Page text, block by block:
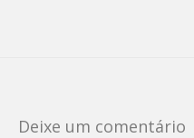
Deixe um comentário